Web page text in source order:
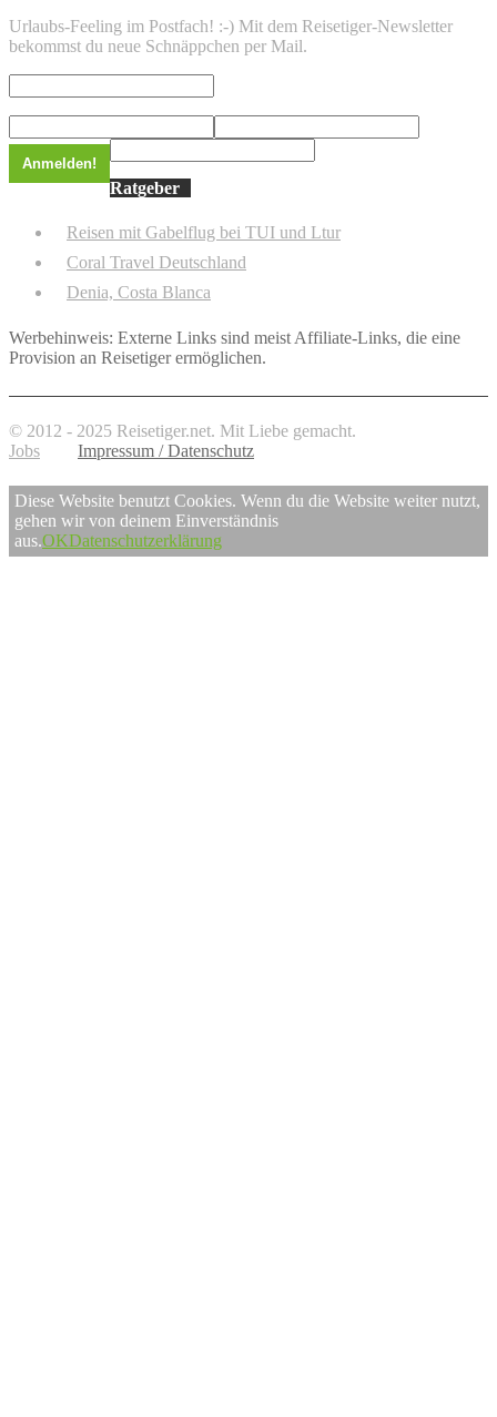
Urlaubs-Feeling im Postfach! :-) Mit dem Reisetiger-Newsletter
bekommst du neue Schnäppchen per Mail.
Ratgeber
Reisen mit Gabelflug bei TUI und Ltur
Coral Travel Deutschland
Denia, Costa Blanca
Werbehinweis: Externe Links sind meist Affiliate-Links, die eine
Provision an Reisetiger ermöglichen.
© 2012 - 2025 Reisetiger.net. Mit Liebe gemacht.
Jobs
Impressum / Datenschutz
Diese Website benutzt Cookies. Wenn du die Website weiter nutzt,
gehen wir von deinem Einverständnis
aus.OKDatenschutzerklärung